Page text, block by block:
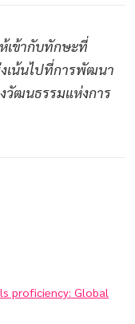
เข้ากับทักษะที่
เน้นไปที่การพัฒนา
วัฒนธรรมแห่งการ
proficiency: Global